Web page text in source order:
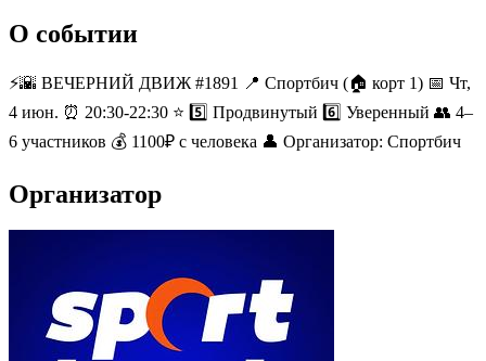
О событии
⚡️🌇 ВЕЧЕРНИЙ ДВИЖ #1891 📍 Спортбич (🏠 корт 1) 📅 Чт,
4 июн. ⏰ 20:30-22:30 ⭐️ 5️⃣ Продвинутый 6️⃣ Уверенный 👥 4–
6 участников 💰 1100₽ с человека 👤 Организатор: Спортбич
Организатор